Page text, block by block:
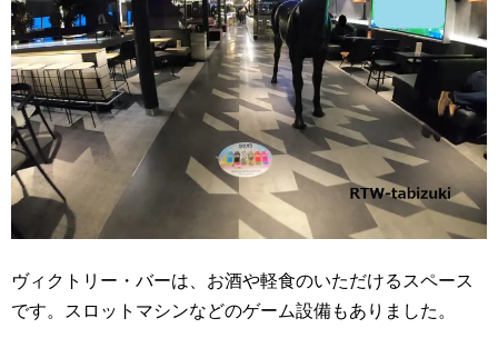
ヴィクトリー・バーは、お酒や軽食のいただけるスペース
です。スロットマシンなどのゲーム設備もありました。